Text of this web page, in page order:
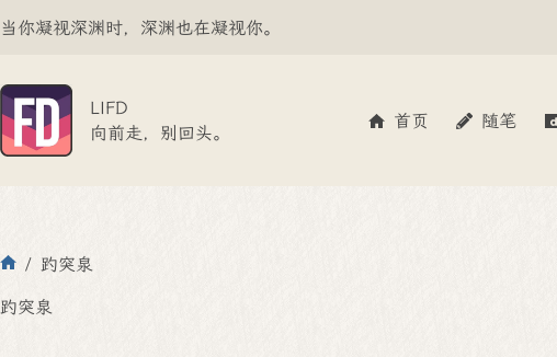
至
当你凝视深渊时，深渊也在凝视你。
LIFD
向前走，别回头。
首页 随笔
页
/ 趵突泉
趵突泉